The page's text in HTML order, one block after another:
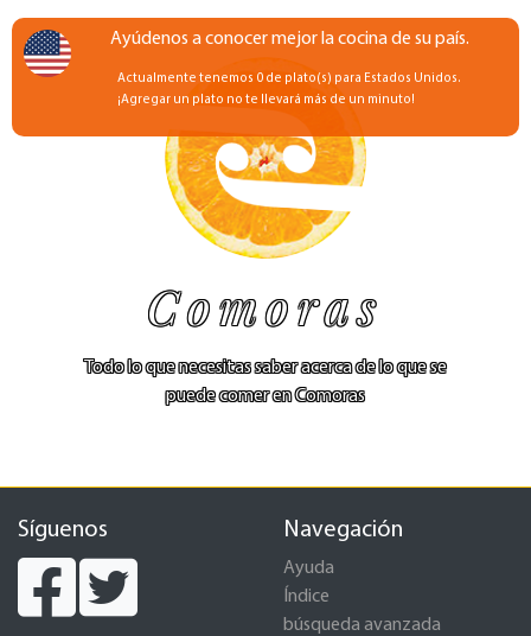
Comoras
Todo lo que necesitas saber acerca de lo que se
puede comer en Comoras
Síguenos Navegación
Ayuda
Índice
búsqueda avanzada
Ayúdenos a conocer mejor la cocina de su país.
Actualmente tenemos 0 de plato(s) para Estados Unidos.
¡Agregar un plato no te llevará más de un minuto!